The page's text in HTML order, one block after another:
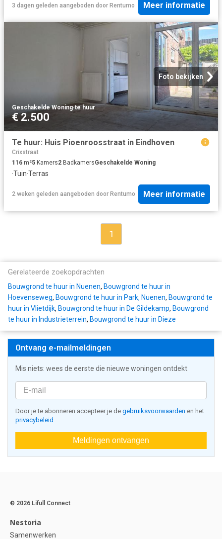
3 dagen geleden aangeboden door Rentumo Meer informatie
Foto bekijken
Geschakelde Woning·te huur
€ 2.500
Te huur: Huis Pioenroosstraat in Eindhoven
Crixstraat
116 m²5 Kamers2 BadkamersGeschakelde Woning
·Tuin·Terras
2 weken geleden aangeboden door Rentumo Meer informatie
1
Gerelateerde zoekopdrachten
Bouwgrond te huur in Nuenen, Bouwgrond te huur in
Hoevenseweg, Bouwgrond te huur in Park, Nuenen, Bouwgrond te
huur in Vlietdijk, Bouwgrond te huur in De Gildekamp, Bouwgrond
te huur in Industrieterrein, Bouwgrond te huur in Dieze
Ontvang e-mailmeldingen
Mis niets: wees de eerste die nieuwe woningen ontdekt
Door je te abonneren accepteer je de gebruiksvoorwaarden en het
privacybeleid
Meldingen ontvangen
© 2026 Lifull Connect
Nestoria
Samenwerken